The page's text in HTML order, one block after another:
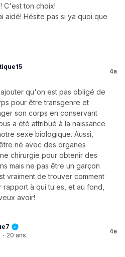
C'est ton choix!
aidé! Hésite pas si ya quoi que
4a
qu'on est pas obligé de
pour être transgenre et
son corps en conservant
a été attribué à la naissance
sexe biologique. Aussi,
né avec des organes
chirurgie pour obtenir des
mais ne pas être un garçon
vraiment de trouver comment
rapport à qui tu es, et au fond,
avoir!
· 20 ans
4a